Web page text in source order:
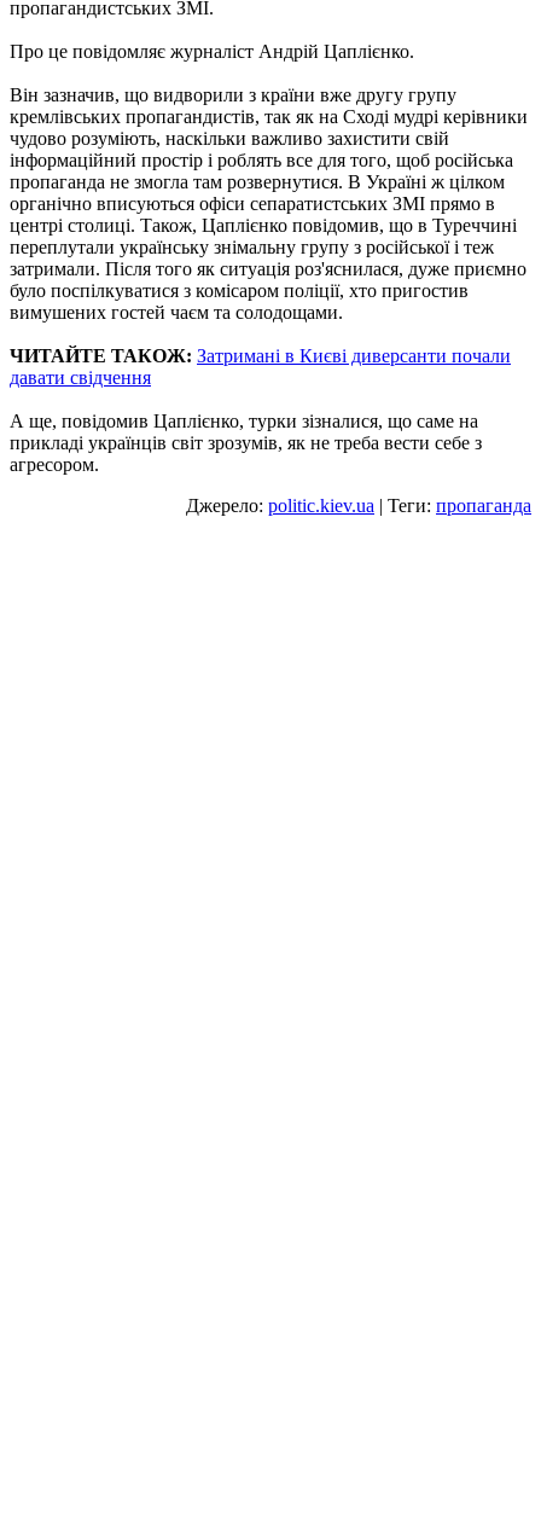
пропагандистських ЗМІ.
Про це повідомляє журналіст Андрій Цаплієнко.
Він зазначив, що видворили з країни вже другу групу
кремлівських пропагандистів, так як на Сході мудрі керівники
чудово розуміють, наскільки важливо захистити свій
інформаційний простір і роблять все для того, щоб російська
пропаганда не змогла там розвернутися. В Україні ж цілком
органічно вписуються офіси сепаратистських ЗМІ прямо в
центрі столиці. Також, Цаплієнко повідомив, що в Туреччині
переплутали українську знімальну групу з російської і теж
затримали. Після того як ситуація роз'яснилася, дуже приємно
було поспілкуватися з комісаром поліції, хто пригостив
вимушених гостей чаєм та солодощами.
ЧИТАЙТЕ ТАКОЖ: Затримані в Києві диверсанти почали
давати свідчення
А ще, повідомив Цаплієнко, турки зізналися, що саме на
прикладі українців світ зрозумів, як не треба вести себе з
агресором.
Джерело: politic.kiev.ua | Теги: пропаганда